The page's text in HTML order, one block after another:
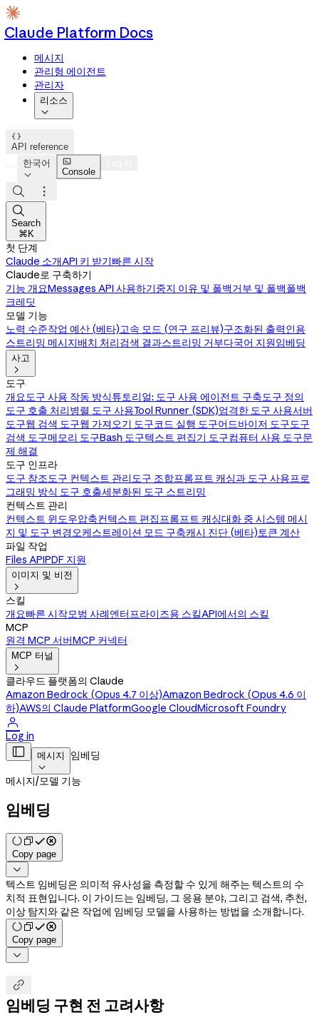
Claude Platform Docs
메시지
관리형 에이전트
관리자
리소스


API reference
한국어


Console



Search
⌘K
첫 단계
Claude 소개API 키 받기빠른 시작
Claude로 구축하기
기능 개요Messages API 사용하기중지 이유 및 폴백거부 및 폴백폴백
크레딧
모델 기능
노력 수준작업 예산 (베타)고속 모드 (연구 프리뷰)구조화된 출력인용
스트리밍 메시지배치 처리검색 결과스트리밍 거부다국어 지원임베딩
사고

도구
개요도구 사용 작동 방식튜토리얼: 도구 사용 에이전트 구축도구 정의
도구 호출 처리병렬 도구 사용Tool Runner (SDK)엄격한 도구 사용서버
도구웹 검색 도구웹 가져오기 도구코드 실행 도구어드바이저 도구도구
검색 도구메모리 도구Bash 도구텍스트 편집기 도구컴퓨터 사용 도구문
제 해결
도구 인프라
도구 참조도구 컨텍스트 관리도구 조합프롬프트 캐싱과 도구 사용프로
그래밍 방식 도구 호출세분화된 도구 스트리밍
컨텍스트 관리
컨텍스트 윈도우압축컨텍스트 편집프롬프트 캐싱대화 중 시스템 메시
지 및 도구 변경오케스트레이션 모드 구축캐시 진단 (베타)토큰 계산
파일 작업
Files APIPDF 지원
이미지 및 비전

스킬
개요빠른 시작모범 사례엔터프라이즈용 스킬API에서의 스킬
MCP
원격 MCP 서버MCP 커넥터
MCP 터널

클라우드 플랫폼의 Claude
Amazon Bedrock (Opus 4.7 이상)Amazon Bedrock (Opus 4.6 이
하)AWS의 Claude PlatformGoogle CloudMicrosoft Foundry

Log in
 메시지

임베딩
메시지/모델 기능
임베딩
Copy page

텍스트 임베딩은 의미적 유사성을 측정할 수 있게 해주는 텍스트의 수
치적 표현입니다. 이 가이드는 임베딩, 그 응용 분야, 그리고 검색, 추천,
이상 탐지와 같은 작업에 임베딩 모델을 사용하는 방법을 소개합니다.
Copy page


임베딩 구현 전 고려사항